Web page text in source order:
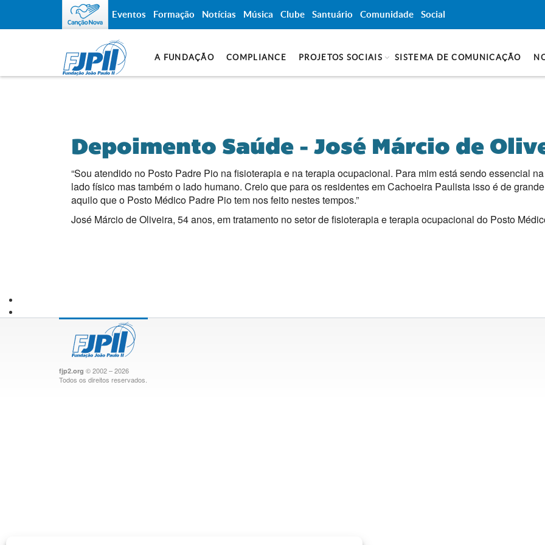
A FUNDAÇÃO COMPLIANCE PROJETOS SOCIAIS SISTEMA DE COMUNICAÇÃO
Depoimento Saúde - José Márcio de
“Sou atendido no Posto Padre Pio na fisioterapia e na terapia ocupacional. Para mim está sendo essencial
lado físico mas também o lado humano. Creio que para os residentes em Cachoeira Paulista isso é de
aquilo que o Posto Médico Padre Pio tem nos feito nestes tempos.”
José Márcio de Oliveira, 54 anos, em tratamento no setor de fisioterapia e terapia ocupacional do Posto
Eventos Formação Notícias Música Clube Santuário Comunidade Social
fjp2.org © 2002 – 2026
Todos os direitos reservados.